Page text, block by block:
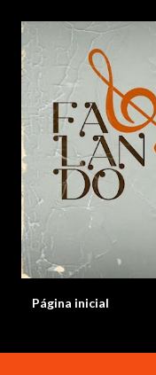
Pular
Página inicial